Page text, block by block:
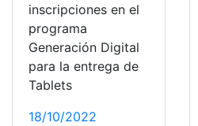
inscripciones en el
programa
Generación Digital
para la entrega de
Tablets
18/10/2022